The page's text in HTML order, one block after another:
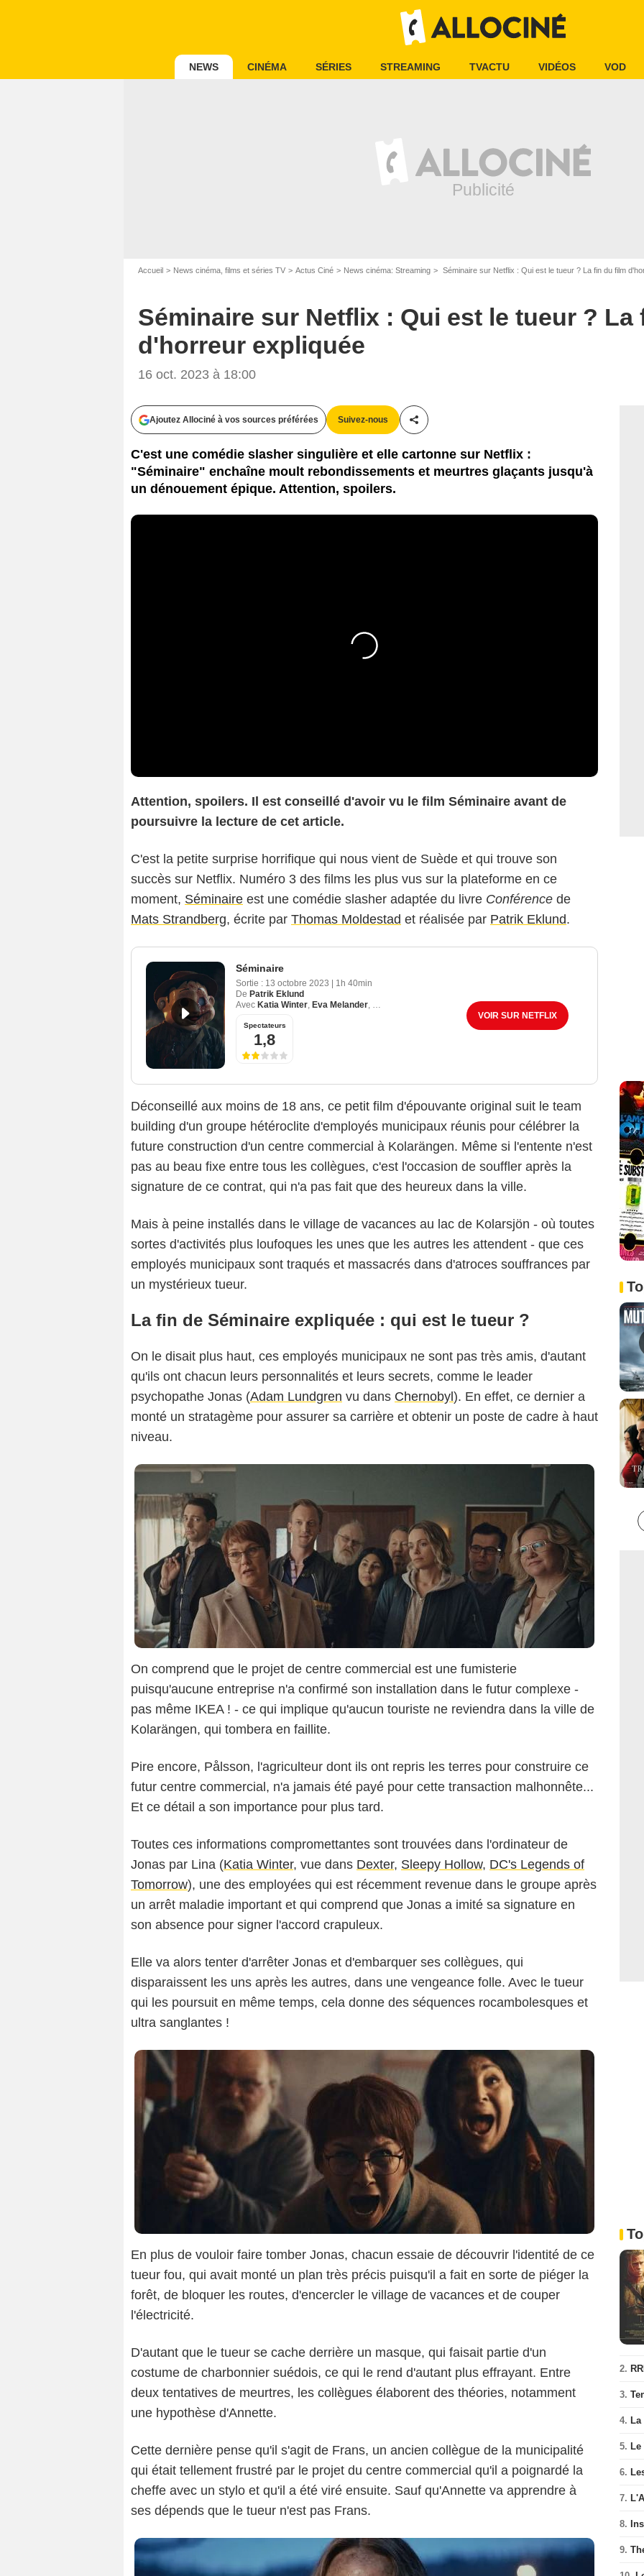
NEWS CINÉMA SÉRIES STREAMING TVACTU VIDÉOS VOD
Accueil News cinéma, films et séries TV Actus Ciné News cinéma: Streaming Séminaire sur Netflix : Qui est le tueur ? La fin du film
Séminaire sur Netflix : Qui est le tueur ? La
d'horreur expliquée
16 oct. 2023 à 18:00
Ajoutez Allociné à vos sources préférées Suivez-nous
Partager cet article
C'est une comédie slasher singulière et elle cartonne sur Netflix :
"Séminaire" enchaîne moult rebondissements et meurtres glaçants jusqu'à
un dénouement épique. Attention, spoilers.
Attention, spoilers. Il est conseillé d'avoir vu le film Séminaire avant de
poursuivre la lecture de cet article.
C'est la petite surprise horrifique qui nous vient de Suède et qui trouve son
succès sur Netflix. Numéro 3 des films les plus vus sur la plateforme en ce
moment, Séminaire est une comédie slasher adaptée du livre Conférence de
Mats Strandberg, écrite par Thomas Moldestad et réalisée par Patrik Eklund.
Séminaire
Sortie : 13 octobre 2023
1h 40min
De Patrik Eklund
Avec Katia Winter, Eva Melander, Adam Lundgren
Spectateurs
1,8
VOIR SUR NETFLIX
Déconseillé aux moins de 18 ans, ce petit film d'épouvante original suit le team
building d'un groupe hétéroclite d'employés municipaux réunis pour célébrer la
future construction d'un centre commercial à Kolarängen. Même si l'entente n'est
pas au beau fixe entre tous les collègues, c'est l'occasion de souffler après la
signature de ce contrat, qui n'a pas fait que des heureux dans la ville.
Mais à peine installés dans le village de vacances au lac de Kolarsjön - où toutes
sortes d'activités plus loufoques les unes que les autres les attendent - que ces
employés municipaux sont traqués et massacrés dans d'atroces souffrances par
un mystérieux tueur.
La fin de Séminaire expliquée : qui est le tueur ?
On le disait plus haut, ces employés municipaux ne sont pas très amis, d'autant
qu'ils ont chacun leurs personnalités et leurs secrets, comme le leader
psychopathe Jonas (Adam Lundgren vu dans Chernobyl ). En effet, ce dernier a
monté un stratagème pour assurer sa carrière et obtenir un poste de cadre à haut
niveau.
On comprend que le projet de centre commercial est une fumisterie
puisqu'aucune entreprise n'a confirmé son installation dans le futur complexe -
pas même IKEA ! - ce qui implique qu'aucun touriste ne reviendra dans la ville de
Kolarängen, qui tombera en faillite.
Pire encore, Pålsson, l'agriculteur dont ils ont repris les terres pour construire ce
futur centre commercial, n'a jamais été payé pour cette transaction malhonnête...
Et ce détail a son importance pour plus tard.
Toutes ces informations compromettantes sont trouvées dans l'ordinateur de
Jonas par Lina (Katia Winter, vue dans Dexter, Sleepy Hollow, DC's Legends of
Tomorrow), une des employées qui est récemment revenue dans le groupe après
un arrêt maladie important et qui comprend que Jonas a imité sa signature en
son absence pour signer l'accord crapuleux.
Elle va alors tenter d'arrêter Jonas et d'embarquer ses collègues, qui
disparaissent les uns après les autres, dans une vengeance folle. Avec le tueur
qui les poursuit en même temps, cela donne des séquences rocambolesques et
ultra sanglantes !
Robert Eldrim/Netflix
En plus de vouloir faire tomber Jonas, chacun essaie de découvrir l'identité de ce
tueur fou, qui avait monté un plan très précis puisqu'il a fait en sorte de piéger la
forêt, de bloquer les routes, d'encercler le village de vacances et de couper
l'électricité.
D'autant que le tueur se cache derrière un masque, qui faisait partie d'un
costume de charbonnier suédois, ce qui le rend d'autant plus effrayant. Entre
deux tentatives de meurtres, les collègues élaborent des théories, notamment
une hypothèse d'Annette.
Cette dernière pense qu'il s'agit de Frans, un ancien collègue de la municipalité
qui était tellement frustré par le projet du centre commercial qu'il a poignardé la
cheffe avec un stylo et qu'il a été viré ensuite. Sauf qu'Annette va apprendre à
ses dépends que le tueur n'est pas Frans.
2.
3.
4.
5.
6.
7.
8.
9.